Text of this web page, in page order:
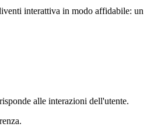
interattiva in modo affidabile: un
alle interazioni dell'utente.